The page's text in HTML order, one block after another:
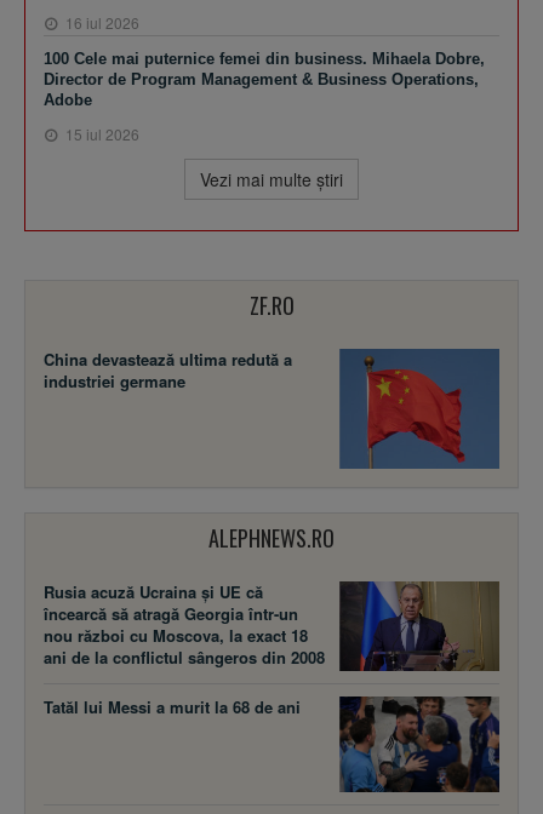
16 iul 2026
100 Cele mai puternice femei din business. Mihaela Dobre,
Director de Program Management & Business Operations,
Adobe
15 iul 2026
Vezi mai multe ştiri
ZF.RO
China devastează ultima redută a
industriei germane
ALEPHNEWS.RO
Rusia acuză Ucraina şi UE că
încearcă să atragă Georgia într-un
nou război cu Moscova, la exact 18
ani de la conflictul sângeros din 2008
Tatăl lui Messi a murit la 68 de ani